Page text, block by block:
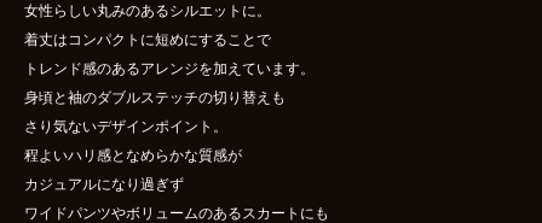
女性らしい丸みのあるシルエットに。
着丈はコンパクトに短めにすることで
トレンド感のあるアレンジを加えています。
身頃と袖のダブルステッチの切り替えも
さり気ないデザインポイント。
程よいハリ感となめらかな質感が
カジュアルになり過ぎず
ワイドパンツやボリュームのあるスカートにも